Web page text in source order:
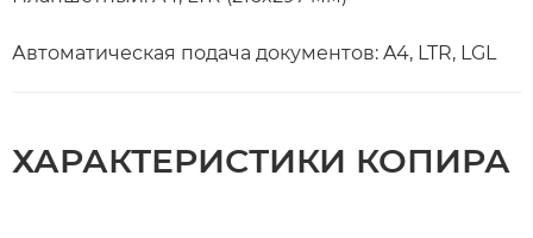
Автоматическая подача документов: A4, LTR, LGL
ХАРАКТЕРИСТИКИ КОПИРА